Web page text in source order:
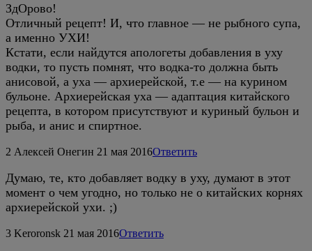
ЗдОрово!
Отличный рецепт! И, что главное — не рыбного супа,
а именно УХИ!
Кстати, если найдутся апологеты добавления в уху
водки, то пусть помнят, что водка-то должна быть
анисовой, а уха — архиерейской, т.е — на курином
бульоне. Архиерейская уха — адаптация китайского
рецепта, в котором присутствуют и куриный бульон и
рыба, и анис и спиртное.
2 Алексей Онегин 21 мая 2016Ответить
Думаю, те, кто добавляет водку в уху, думают в этот
момент о чем угодно, но только не о китайских корнях
архиерейской ухи. ;)
3 Keroronsk 21 мая 2016Ответить